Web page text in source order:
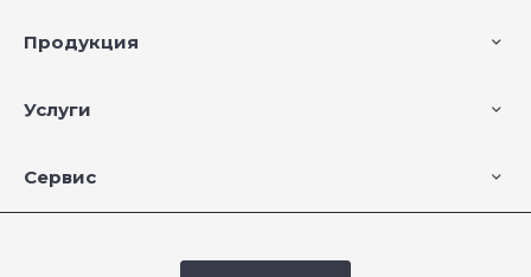
Продукция
Услуги
Сервис